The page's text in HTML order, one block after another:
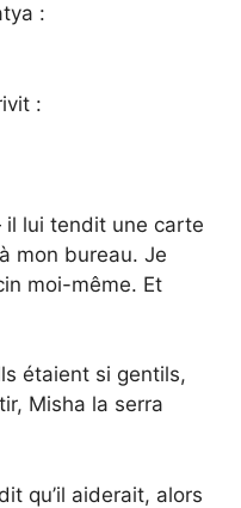
:
:
lui tendit une carte
mon bureau. Je
moi-même. Et
étaient si gentils,
Misha la serra
qu’il aiderait, alors